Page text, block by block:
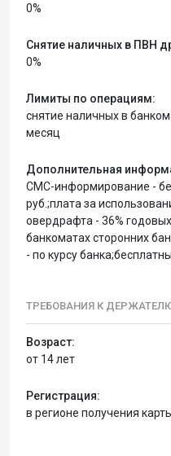
0%
Снятие наличных в ПВН
0%
Лимиты по операциям:
снятие наличных в
месяц
Дополнительная
СМС-информирование -
руб.;плата за
овердрафта - 36%
банкоматах сторонних
- по курсу
ТРЕБОВАНИЯ К
Возраст:
от 14 лет
Регистрация:
в регионе получения